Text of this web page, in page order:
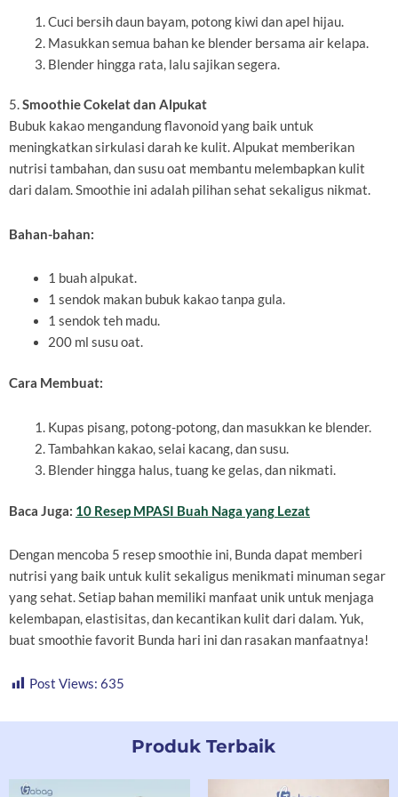
Cuci bersih daun bayam, potong kiwi dan apel hijau.
Masukkan semua bahan ke blender bersama air kelapa.
Blender hingga rata, lalu sajikan segera.
5.Smoothie Cokelat dan Alpukat
Bubuk kakao mengandung flavonoid yang baik untuk
meningkatkan sirkulasi darah ke kulit. Alpukat memberikan
nutrisi tambahan, dan susu oat membantu melembapkan kulit
dari dalam. Smoothie ini adalah pilihan sehat sekaligus nikmat.
Bahan-bahan:
1 buah alpukat.
1 sendok makan bubuk kakao tanpa gula.
1 sendok teh madu.
200 ml susu oat.
Cara Membuat:
Kupas pisang, potong-potong, dan masukkan ke blender.
Tambahkan kakao, selai kacang, dan susu.
Blender hingga halus, tuang ke gelas, dan nikmati.
Baca Juga: 10 Resep MPASI Buah Naga yang Lezat
Dengan mencoba 5 resep smoothie ini, Bunda dapat memberi
nutrisi yang baik untuk kulit sekaligus menikmati minuman segar
yang sehat. Setiap bahan memiliki manfaat unik untuk menjaga
kelembapan, elastisitas, dan kecantikan kulit dari dalam. Yuk,
buat smoothie favorit Bunda hari ini dan rasakan manfaatnya!
Post Views: 635
Produk Terbaik